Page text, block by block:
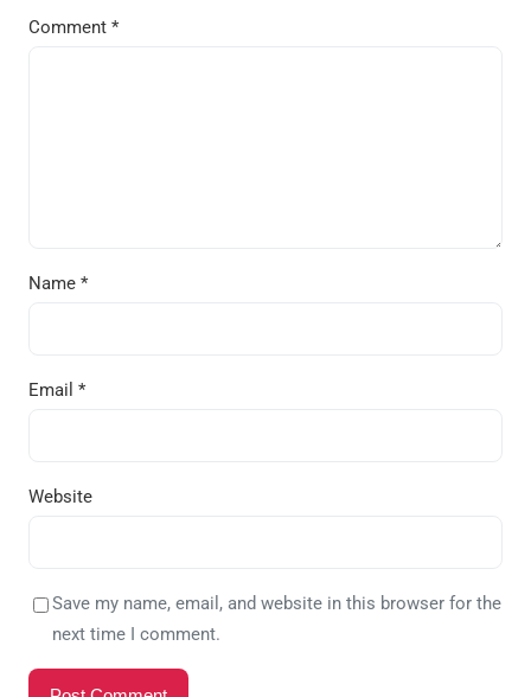
Comment *
Name *
Email *
Website
Save my name, email, and website in this browser for the
next time I comment.